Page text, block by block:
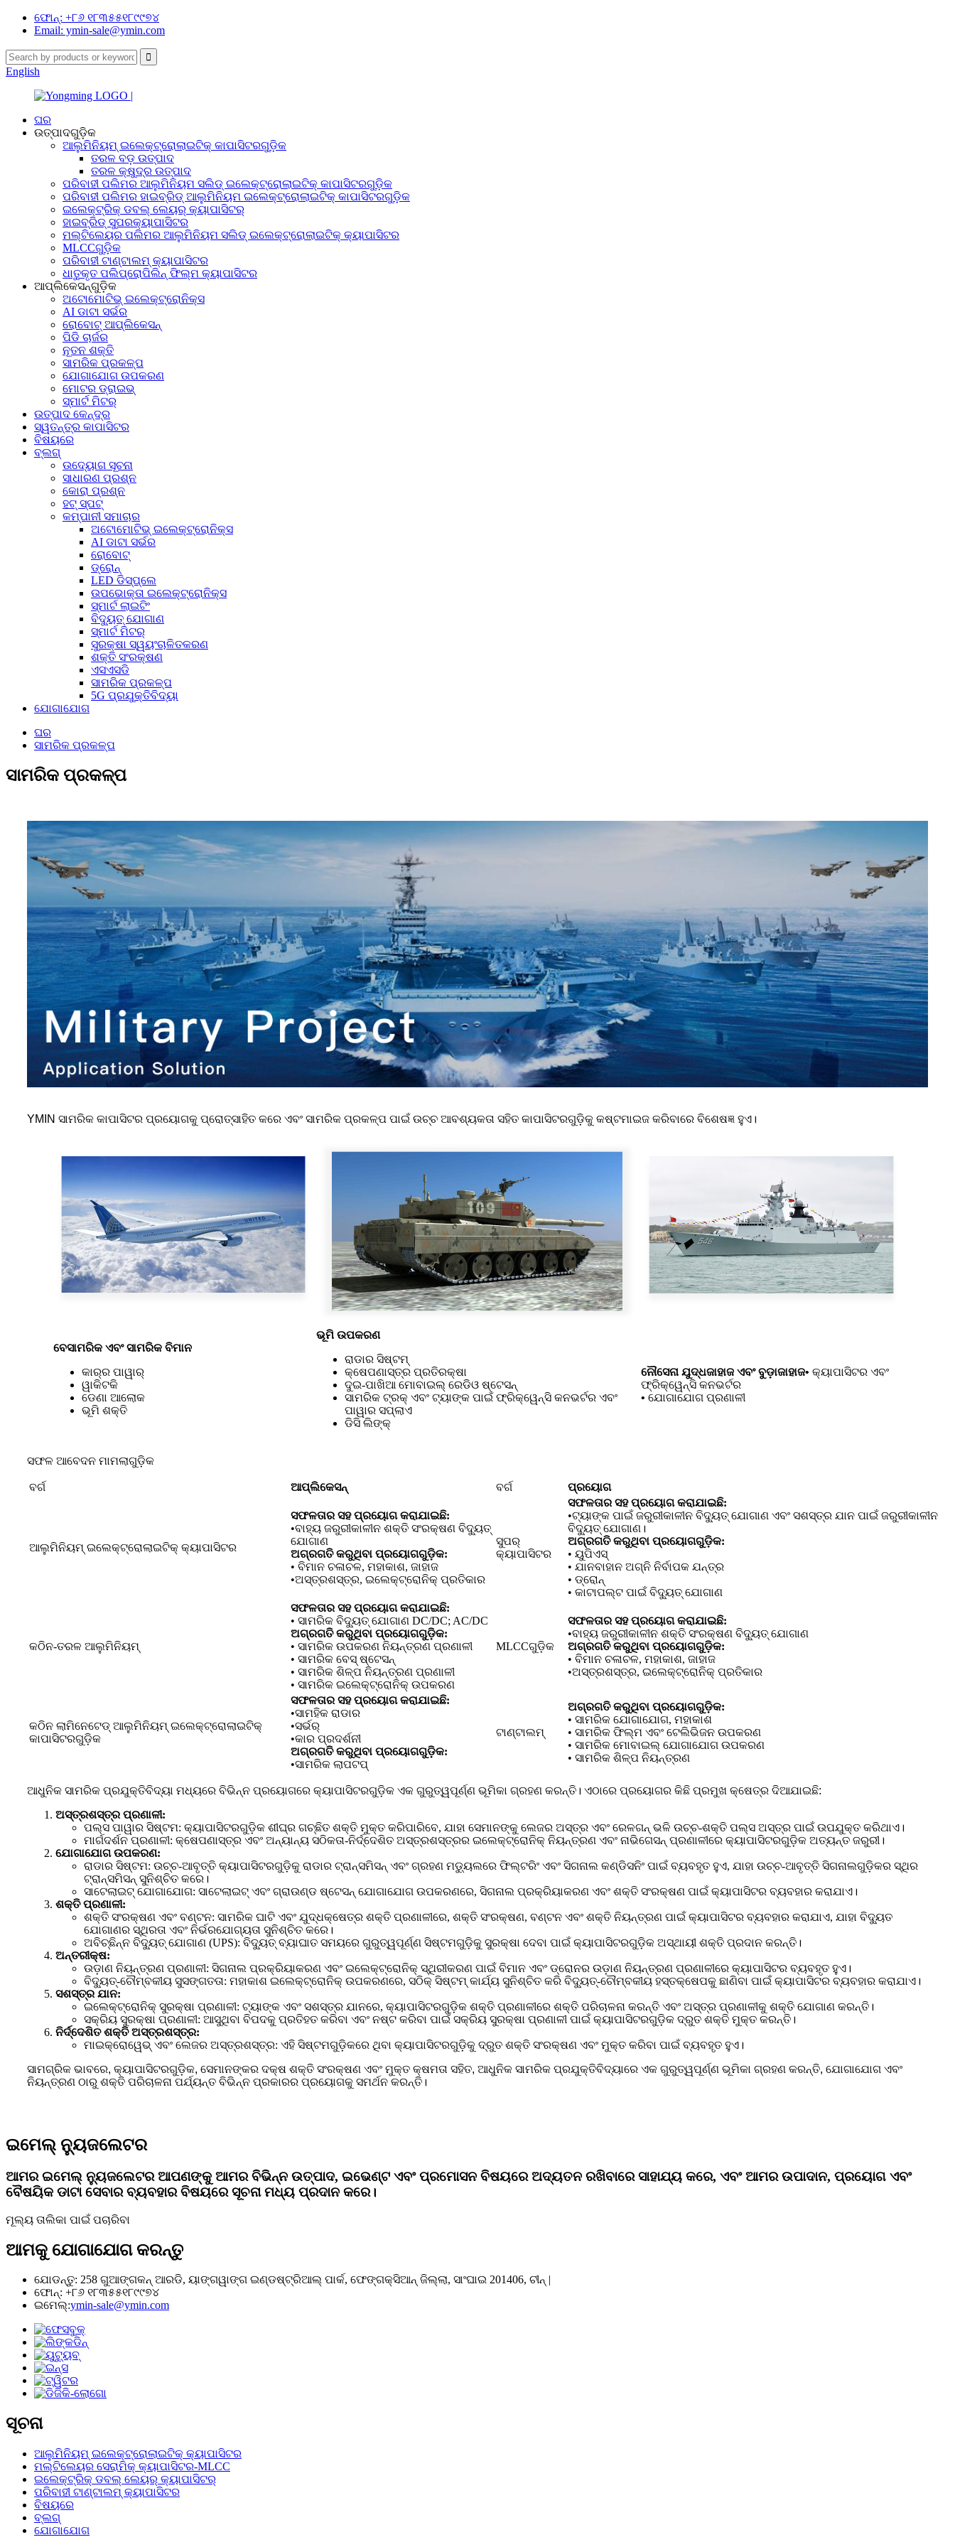
ଫୋନ୍: +୮୬ ୧୮୩୫୫୧୮୯୯୭୪
Email: ymin-sale@ymin.com
English
ଘର
ଉତ୍ପାଦଗୁଡ଼ିକ
ଆଲୁମିନିୟମ୍ ଇଲେକ୍ଟ୍ରୋଲାଇଟିକ୍ କାପାସିଟରଗୁଡ଼ିକ
ତରଳ ବଡ଼ ଉତ୍ପାଦ
ତରଳ କ୍ଷୁଦ୍ର ଉତ୍ପାଦ
ପରିବାହୀ ପଲିମର ଆଲୁମିନିୟମ ସଲିଡ୍ ଇଲେକ୍ଟ୍ରୋଲାଇଟିକ୍ କାପାସିଟରଗୁଡ଼ିକ
ପରିବାହୀ ପଲିମର ହାଇବ୍ରିଡ୍ ଆଲୁମିନିୟମ ଇଲେକ୍ଟ୍ରୋଲାଇଟିକ୍ କାପାସିଟରଗୁଡ଼ିକ
ଇଲେକ୍ଟ୍ରିକ୍ ଡବଲ୍ ଲେୟର୍ କ୍ୟାପାସିଟର୍
ହାଇବ୍ରିଡ୍ ସୁପରକ୍ୟାପାସିଟର
ମଲ୍ଟିଲେୟର ପଲିମର ଆଲୁମିନିୟମ ସଲିଡ୍ ଇଲେକ୍ଟ୍ରୋଲାଇଟିକ୍ କ୍ୟାପାସିଟର
MLCCଗୁଡ଼ିକ
ପରିବାହୀ ଟାଣ୍ଟାଲମ୍ କ୍ୟାପାସିଟର
ଧାତୁକୃତ ପଲିପ୍ରୋପିଲିନ୍ ଫିଲ୍ମ କ୍ୟାପାସିଟର
ଆପ୍ଲିକେସନ୍‌ଗୁଡ଼ିକ
ଅଟୋମୋଟିଭ୍ ଇଲେକ୍ଟ୍ରୋନିକ୍ସ
AI ଡାଟା ସର୍ଭର
ରୋବୋଟ୍ ଆପ୍ଲିକେସନ୍
ପିଡି ଚାର୍ଜର
ନୂତନ ଶକ୍ତି
ସାମରିକ ପ୍ରକଳ୍ପ
ଯୋଗାଯୋଗ ଉପକରଣ
ମୋଟର ଡ୍ରାଇଭ୍
ସ୍ମାର୍ଟ ମିଟର୍
ଉତ୍ପାଦ କେନ୍ଦ୍ର
ସ୍ୱତନ୍ତ୍ର କାପାସିଟର
ବିଷୟରେ
ବ୍ଲଗ୍
ଉଦ୍ୟୋଗ ସୂଚନା
ସାଧାରଣ ପ୍ରଶ୍ନ
କୋରା ପ୍ରଶ୍ନ
ହଟ୍‍ ସ୍ପଟ୍‍
କମ୍ପାନୀ ସମାଚାର
ଅଟୋମୋଟିଭ୍ ଇଲେକ୍ଟ୍ରୋନିକ୍ସ
AI ଡାଟା ସର୍ଭର
ରୋବୋଟ୍
ଡ୍ରୋନ୍
LED ଡିସ୍‌ପ୍ଲେ
ଉପଭୋକ୍ତା ଇଲେକ୍ଟ୍ରୋନିକ୍ସ
ସ୍ମାର୍ଟ ଲାଇଟିଂ
ବିଦ୍ୟୁତ୍ ଯୋଗାଣ
ସ୍ମାର୍ଟ ମିଟର୍
ସୁରକ୍ଷା ସ୍ୱୟଂଚାଳିତକରଣ
ଶକ୍ତି ସଂରକ୍ଷଣ
ଏସଏସଡି
ସାମରିକ ପ୍ରକଳ୍ପ
5G ପ୍ରଯୁକ୍ତିବିଦ୍ୟା
ଯୋଗାଯୋଗ
ଘର
ସାମରିକ ପ୍ରକଳ୍ପ
ସାମରିକ ପ୍ରକଳ୍ପ
YMIN ସାମରିକ କାପାସିଟର ପ୍ରୟୋଗକୁ ପ୍ରୋତ୍ସାହିତ କରେ ଏବଂ ସାମରିକ ପ୍ରକଳ୍ପ ପାଇଁ ଉଚ୍ଚ ଆବଶ୍ୟକତା ସହିତ କାପାସିଟରଗୁଡ଼ିକୁ କଷ୍ଟମାଇଜ କରିବାରେ ବିଶେଷଜ୍ଞ ହୁଏ।
ବେସାମରିକ ଏବଂ ସାମରିକ ବିମାନ
କାର୍‍ର ପାୱାର୍
ୱାକିଟକି
ଡେଣା ଆଲୋକ
ଭୂମି ଶକ୍ତି
ଭୂମି ଉପକରଣ
ରାଡାର ସିଷ୍ଟମ୍
କ୍ଷେପଣାସ୍ତ୍ର ପ୍ରତିରକ୍ଷା
ଦୁଇ-ପାଖିଆ ମୋବାଇଲ୍ ରେଡିଓ ଷ୍ଟେସନ୍
ସାମରିକ ଟ୍ରକ୍ ଏବଂ ଟ୍ୟାଙ୍କ ପାଇଁ ଫ୍ରିକ୍ୱେନ୍ସି କନଭର୍ଟର ଏବଂ
ପାୱାର ସପ୍ଲାଏ
ଡିସି ଲିଙ୍କ୍
ନୌସେନା ଯୁଦ୍ଧଜାହାଜ ଏବଂ ବୁଡ଼ାଜାହାଜ• କ୍ୟାପାସିଟର ଏବଂ
ଫ୍ରିକ୍ୱେନ୍ସି କନଭର୍ଟର
• ଯୋଗାଯୋଗ ପ୍ରଣାଳୀ
ସଫଳ ଆବେଦନ ମାମଲାଗୁଡ଼ିକ
ବର୍ଗ ଆପ୍ଲିକେସନ୍ ବର୍ଗ ପ୍ରୟୋଗ
ଆଲୁମିନିୟମ୍ ଇଲେକ୍ଟ୍ରୋଲାଇଟିକ୍ କ୍ୟାପାସିଟର
ସଫଳତାର ସହ ପ୍ରୟୋଗ କରାଯାଇଛି:
•ବାହ୍ୟ ଜରୁରୀକାଳୀନ ଶକ୍ତି ସଂରକ୍ଷଣ ବିଦ୍ୟୁତ୍
ଯୋଗାଣ
ଅଗ୍ରଗତି କରୁଥିବା ପ୍ରୟୋଗଗୁଡ଼ିକ:
• ବିମାନ ଚଳାଚଳ, ମହାକାଶ, ଜାହାଜ
•ଅସ୍ତ୍ରଶସ୍ତ୍ର, ଇଲେକ୍ଟ୍ରୋନିକ୍ ପ୍ରତିକାର
ସୁପର୍
କ୍ୟାପାସିଟର
ସଫଳତାର ସହ ପ୍ରୟୋଗ କରାଯାଇଛି:
•ଟ୍ୟାଙ୍କ ପାଇଁ ଜରୁରୀକାଳୀନ ବିଦ୍ୟୁତ୍ ଯୋଗାଣ ଏବଂ ସଶସ୍ତ୍ର ଯାନ ପାଇଁ ଜରୁରୀକାଳୀନ
ବିଦ୍ୟୁତ୍ ଯୋଗାଣ।
ଅଗ୍ରଗତି କରୁଥିବା ପ୍ରୟୋଗଗୁଡ଼ିକ:
• ୟୁପିଏସ୍
• ଯାନବାହାନ ଅଗ୍ନି ନିର୍ବାପକ ଯନ୍ତ୍ର
• ଡ୍ରୋନ୍
• କାଟାପଲ୍ଟ ପାଇଁ ବିଦ୍ୟୁତ୍ ଯୋଗାଣ
କଠିନ-ତରଳ ଆଲୁମିନିୟମ୍
ସଫଳତାର ସହ ପ୍ରୟୋଗ କରାଯାଇଛି:
• ସାମରିକ ବିଦ୍ୟୁତ୍ ଯୋଗାଣ DC/DC; AC/DC
ଅଗ୍ରଗତି କରୁଥିବା ପ୍ରୟୋଗଗୁଡ଼ିକ:
• ସାମରିକ ଉପକରଣ ନିୟନ୍ତ୍ରଣ ପ୍ରଣାଳୀ
• ସାମରିକ ବେସ୍ ଷ୍ଟେସନ୍
• ସାମରିକ ଶିଳ୍ପ ନିୟନ୍ତ୍ରଣ ପ୍ରଣାଳୀ
• ସାମରିକ ଇଲେକ୍ଟ୍ରୋନିକ୍ ଉପକରଣ
MLCCଗୁଡ଼ିକ
ସଫଳତାର ସହ ପ୍ରୟୋଗ କରାଯାଇଛି:
•ବାହ୍ୟ ଜରୁରୀକାଳୀନ ଶକ୍ତି ସଂରକ୍ଷଣ ବିଦ୍ୟୁତ୍ ଯୋଗାଣ
ଅଗ୍ରଗତି କରୁଥିବା ପ୍ରୟୋଗଗୁଡ଼ିକ:
• ବିମାନ ଚଳାଚଳ, ମହାକାଶ, ଜାହାଜ
•ଅସ୍ତ୍ରଶସ୍ତ୍ର, ଇଲେକ୍ଟ୍ରୋନିକ୍ ପ୍ରତିକାର
କଠିନ ଲାମିନେଟେଡ୍ ଆଲୁମିନିୟମ୍ ଇଲେକ୍ଟ୍ରୋଲାଇଟିକ୍
କାପାସିଟରଗୁଡ଼ିକ
ସଫଳତାର ସହ ପ୍ରୟୋଗ କରାଯାଇଛି:
•ସାମହିକ ରାଡାର
•ସର୍ଭର୍‌
•କାର ପ୍ରଦର୍ଶନୀ
ଅଗ୍ରଗତି କରୁଥିବା ପ୍ରୟୋଗଗୁଡ଼ିକ:
•ସାମରିକ ଲାପଟପ୍‌
ଟାଣ୍ଟାଲମ୍
ଅଗ୍ରଗତି କରୁଥିବା ପ୍ରୟୋଗଗୁଡ଼ିକ:
• ସାମରିକ ଯୋଗାଯୋଗ, ମହାକାଶ
• ସାମରିକ ଫିଲ୍ମ ଏବଂ ଟେଲିଭିଜନ ଉପକରଣ
• ସାମରିକ ମୋବାଇଲ୍ ଯୋଗାଯୋଗ ଉପକରଣ
• ସାମରିକ ଶିଳ୍ପ ନିୟନ୍ତ୍ରଣ
ଆଧୁନିକ ସାମରିକ ପ୍ରଯୁକ୍ତିବିଦ୍ୟା ମଧ୍ୟରେ ବିଭିନ୍ନ ପ୍ରୟୋଗରେ କ୍ୟାପାସିଟରଗୁଡ଼ିକ ଏକ ଗୁରୁତ୍ୱପୂର୍ଣ୍ଣ ଭୂମିକା ଗ୍ରହଣ କରନ୍ତି। ଏଠାରେ ପ୍ରୟୋଗର କିଛି ପ୍ରମୁଖ କ୍ଷେତ୍ର ଦିଆଯାଇଛି:
ଅସ୍ତ୍ରଶସ୍ତ୍ର ପ୍ରଣାଳୀ:
ପଲ୍ସ ପାୱାର ସିଷ୍ଟମ: କ୍ୟାପାସିଟରଗୁଡ଼ିକ ଶୀଘ୍ର ଗଚ୍ଛିତ ଶକ୍ତି ମୁକ୍ତ କରିପାରିବେ, ଯାହା ସେମାନଙ୍କୁ ଲେଜର ଅସ୍ତ୍ର ଏବଂ ରେଳଗନ୍ ଭଳି ଉଚ୍ଚ-ଶକ୍ତି ପଲ୍ସ ଅସ୍ତ୍ର ପାଇଁ ଉପଯୁକ୍ତ କରିଥାଏ।
ମାର୍ଗଦର୍ଶନ ପ୍ରଣାଳୀ: କ୍ଷେପଣାସ୍ତ୍ର ଏବଂ ଅନ୍ୟାନ୍ୟ ସଠିକତା-ନିର୍ଦ୍ଦେଶିତ ଅସ୍ତ୍ରଶସ୍ତ୍ରର ଇଲେକ୍ଟ୍ରୋନିକ୍ ନିୟନ୍ତ୍ରଣ ଏବଂ ନାଭିଗେସନ୍ ପ୍ରଣାଳୀରେ କ୍ୟାପାସିଟରଗୁଡ଼ିକ ଅତ୍ୟନ୍ତ ଜରୁରୀ।
ଯୋଗାଯୋଗ ଉପକରଣ:
ରାଡାର ସିଷ୍ଟମ: ଉଚ୍ଚ-ଆବୃତ୍ତି କ୍ୟାପାସିଟରଗୁଡ଼ିକୁ ରାଡାର ଟ୍ରାନ୍ସମିସନ୍ ଏବଂ ଗ୍ରହଣ ମଡ୍ୟୁଲରେ ଫିଲ୍ଟରିଂ ଏବଂ ସିଗନାଲ କଣ୍ଡିସନିଂ ପାଇଁ ବ୍ୟବହୃତ ହୁଏ, ଯାହା ଉଚ୍ଚ-ଆବୃତ୍ତି ସିଗନାଲଗୁଡ଼ିକର ସ୍ଥିର
ଟ୍ରାନ୍ସମିସନ୍ ସୁନିଶ୍ଚିତ କରେ।
ସାଟେଲାଇଟ୍ ଯୋଗାଯୋଗ: ସାଟେଲାଇଟ୍ ଏବଂ ଗ୍ରାଉଣ୍ଡ ଷ୍ଟେସନ୍ ଯୋଗାଯୋଗ ଉପକରଣରେ, ସିଗନାଲ ପ୍ରକ୍ରିୟାକରଣ ଏବଂ ଶକ୍ତି ସଂରକ୍ଷଣ ପାଇଁ କ୍ୟାପାସିଟର ବ୍ୟବହାର କରାଯାଏ।
ଶକ୍ତି ପ୍ରଣାଳୀ:
ଶକ୍ତି ସଂରକ୍ଷଣ ଏବଂ ବଣ୍ଟନ: ସାମରିକ ଘାଟି ଏବଂ ଯୁଦ୍ଧକ୍ଷେତ୍ର ଶକ୍ତି ପ୍ରଣାଳୀରେ, ଶକ୍ତି ସଂରକ୍ଷଣ, ବଣ୍ଟନ ଏବଂ ଶକ୍ତି ନିୟନ୍ତ୍ରଣ ପାଇଁ କ୍ୟାପାସିଟର ବ୍ୟବହାର କରାଯାଏ, ଯାହା ବିଦ୍ୟୁତ
ଯୋଗାଣର ସ୍ଥିରତା ଏବଂ ନିର୍ଭରଯୋଗ୍ୟତା ସୁନିଶ୍ଚିତ କରେ।
ଅବିଚ୍ଛିନ୍ନ ବିଦ୍ୟୁତ୍ ଯୋଗାଣ (UPS): ବିଦ୍ୟୁତ୍ ବ୍ୟାଘାତ ସମୟରେ ଗୁରୁତ୍ୱପୂର୍ଣ୍ଣ ସିଷ୍ଟମଗୁଡ଼ିକୁ ସୁରକ୍ଷା ଦେବା ପାଇଁ କ୍ୟାପାସିଟରଗୁଡ଼ିକ ଅସ୍ଥାୟୀ ଶକ୍ତି ପ୍ରଦାନ କରନ୍ତି।
ଅନ୍ତରୀକ୍ଷ:
ଉଡ଼ାଣ ନିୟନ୍ତ୍ରଣ ପ୍ରଣାଳୀ: ସିଗନାଲ ପ୍ରକ୍ରିୟାକରଣ ଏବଂ ଇଲେକ୍ଟ୍ରୋନିକ୍ ସ୍ଥିରୀକରଣ ପାଇଁ ବିମାନ ଏବଂ ଡ୍ରୋନର ଉଡ଼ାଣ ନିୟନ୍ତ୍ରଣ ପ୍ରଣାଳୀରେ କ୍ୟାପାସିଟର ବ୍ୟବହୃତ ହୁଏ।
ବିଦ୍ୟୁତ୍-ଚୌମ୍ବକୀୟ ସୁସଙ୍ଗତତା: ମହାକାଶ ଇଲେକ୍ଟ୍ରୋନିକ୍ ଉପକରଣରେ, ସଠିକ୍ ସିଷ୍ଟମ୍ କାର୍ଯ୍ୟ ସୁନିଶ୍ଚିତ କରି ବିଦ୍ୟୁତ୍-ଚୌମ୍ବକୀୟ ହସ୍ତକ୍ଷେପକୁ ଛାଣିବା ପାଇଁ କ୍ୟାପାସିଟର ବ୍ୟବହାର କରାଯାଏ।
ସଶସ୍ତ୍ର ଯାନ:
ଇଲେକ୍ଟ୍ରୋନିକ୍ ସୁରକ୍ଷା ପ୍ରଣାଳୀ: ଟ୍ୟାଙ୍କ ଏବଂ ସଶସ୍ତ୍ର ଯାନରେ, କ୍ୟାପାସିଟରଗୁଡ଼ିକ ଶକ୍ତି ପ୍ରଣାଳୀରେ ଶକ୍ତି ପରିଚାଳନା କରନ୍ତି ଏବଂ ଅସ୍ତ୍ର ପ୍ରଣାଳୀକୁ ଶକ୍ତି ଯୋଗାଣ କରନ୍ତି।
ସକ୍ରିୟ ସୁରକ୍ଷା ପ୍ରଣାଳୀ: ଆସୁଥିବା ବିପଦକୁ ପ୍ରତିହତ କରିବା ଏବଂ ନଷ୍ଟ କରିବା ପାଇଁ ସକ୍ରିୟ ସୁରକ୍ଷା ପ୍ରଣାଳୀ ପାଇଁ କ୍ୟାପାସିଟରଗୁଡ଼ିକ ଦ୍ରୁତ ଶକ୍ତି ମୁକ୍ତ କରନ୍ତି।
ନିର୍ଦ୍ଦେଶିତ ଶକ୍ତି ଅସ୍ତ୍ରଶସ୍ତ୍ର:
ମାଇକ୍ରୋୱେଭ୍ ଏବଂ ଲେଜର ଅସ୍ତ୍ରଶସ୍ତ୍ର: ଏହି ସିଷ୍ଟମଗୁଡ଼ିକରେ ଥିବା କ୍ୟାପାସିଟରଗୁଡ଼ିକୁ ଦ୍ରୁତ ଶକ୍ତି ସଂରକ୍ଷଣ ଏବଂ ମୁକ୍ତ କରିବା ପାଇଁ ବ୍ୟବହୃତ ହୁଏ।
ସାମଗ୍ରିକ ଭାବରେ, କ୍ୟାପାସିଟରଗୁଡ଼ିକ, ସେମାନଙ୍କର ଦକ୍ଷ ଶକ୍ତି ସଂରକ୍ଷଣ ଏବଂ ମୁକ୍ତ କ୍ଷମତା ସହିତ, ଆଧୁନିକ ସାମରିକ ପ୍ରଯୁକ୍ତିବିଦ୍ୟାରେ ଏକ ଗୁରୁତ୍ୱପୂର୍ଣ୍ଣ ଭୂମିକା ଗ୍ରହଣ କରନ୍ତି, ଯୋଗାଯୋଗ ଏବଂ
ନିୟନ୍ତ୍ରଣ ଠାରୁ ଶକ୍ତି ପରିଚାଳନା ପର୍ଯ୍ୟନ୍ତ ବିଭିନ୍ନ ପ୍ରକାରର ପ୍ରୟୋଗକୁ ସମର୍ଥନ କରନ୍ତି।
ଇମେଲ୍ ନ୍ୟୁଜଲେଟର
ଆମର ଇମେଲ୍ ନ୍ୟୁଜଲେଟର ଆପଣଙ୍କୁ ଆମର ବିଭିନ୍ନ ଉତ୍ପାଦ, ଇଭେଣ୍ଟ ଏବଂ ପ୍ରମୋସନ ବିଷୟରେ ଅଦ୍ୟତନ ରଖିବାରେ ସାହାଯ୍ୟ କରେ, ଏବଂ ଆମର ଉପାଦାନ, ପ୍ରୟୋଗ ଏବଂ
ବୈଷୟିକ ଡାଟା ସେବାର ବ୍ୟବହାର ବିଷୟରେ ସୂଚନା ମଧ୍ୟ ପ୍ରଦାନ କରେ।
ମୂଲ୍ୟ ତାଲିକା ପାଇଁ ପଚାରିବା
ଆମକୁ ଯୋଗାଯୋଗ କରନ୍ତୁ
ଯୋଡନ୍ତୁ: 258 ଗୁଆଙ୍ଗକନ୍ ଆରଡି, ୟାଙ୍ଗୱାଙ୍ଗ ଇଣ୍ଡଷ୍ଟ୍ରିଆଲ୍ ପାର୍କ, ଫେଙ୍ଗକ୍ସିଆନ୍ ଜିଲ୍ଲା, ସାଂଘାଇ 201406, ଚୀନ୍ |
ଫୋନ୍: +୮୬ ୧୮୩୫୫୧୮୯୯୭୪
ଇମେଲ୍:ymin-sale@ymin.com
ସୂଚନା
ଆଲୁମିନିୟମ୍ ଇଲେକ୍ଟ୍ରୋଲାଇଟିକ୍ କ୍ୟାପାସିଟର
ମଲ୍ଟିଲେୟର ସେରାମିକ୍ କ୍ୟାପାସିଟର-MLCC
ଇଲେକ୍ଟ୍ରିକ୍ ଡବଲ୍ ଲେୟର୍ କ୍ୟାପାସିଟର୍
ପରିବାହୀ ଟାଣ୍ଟାଲମ୍ କ୍ୟାପାସିଟର
ବିଷୟରେ
ବ୍ଲଗ୍
ଯୋଗାଯୋଗ